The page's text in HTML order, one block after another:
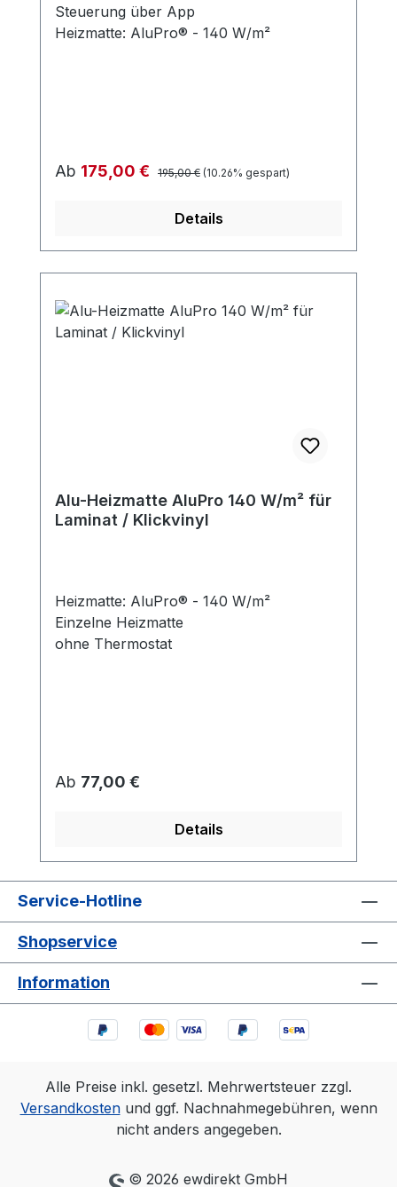
Steuerung über App
Heizmatte: AluPro® - 140 W/m²
Verkaufspreis:
Ab 175,00 € Regulärer Preis:
195,00 € (10.26% gespart)
Details
Alu-Heizmatte AluPro 140 W/m² für
Laminat / Klickvinyl
Heizmatte: AluPro® - 140 W/m²
Einzelne Heizmatte
ohne Thermostat
Regulärer Preis:
Ab 77,00 €
Details
Service-Hotline
Shopservice
Information
Alle Preise inkl. gesetzl. Mehrwertsteuer zzgl.
Versandkostenund ggf. Nachnahmegebühren, wenn
nicht anders angegeben.
© 2026 ewdirekt GmbH